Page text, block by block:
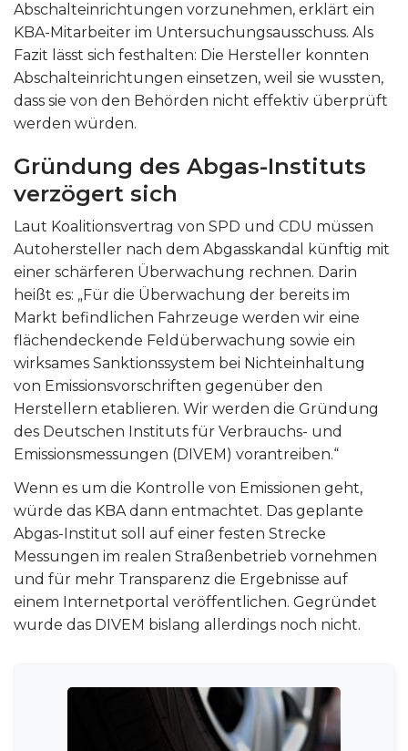
Abschalteinrichtungen vorzunehmen, erklärt ein
KBA-Mitarbeiter im Untersuchungsausschuss. Als
Fazit lässt sich festhalten: Die Hersteller konnten
Abschalteinrichtungen einsetzen, weil sie wussten,
dass sie von den Behörden nicht effektiv überprüft
werden würden.
Gründung des Abgas-Instituts
verzögert sich
Laut Koalitionsvertrag von SPD und CDU müssen
Autohersteller nach dem Abgasskandal künftig mit
einer schärferen Überwachung rechnen. Darin
heißt es: „Für die Überwachung der bereits im
Markt befindlichen Fahrzeuge werden wir eine
flächendeckende Feldüberwachung sowie ein
wirksames Sanktionssystem bei Nichteinhaltung
von Emissionsvorschriften gegenüber den
Herstellern etablieren. Wir werden die Gründung
des Deutschen Instituts für Verbrauchs- und
Emissionsmessungen (DIVEM) vorantreiben.“
Wenn es um die Kontrolle von Emissionen geht,
würde das KBA dann entmachtet. Das geplante
Abgas-Institut soll auf einer festen Strecke
Messungen im realen Straßenbetrieb vornehmen
und für mehr Transparenz die Ergebnisse auf
einem Internetportal veröffentlichen. Gegründet
wurde das DIVEM bislang allerdings noch nicht.